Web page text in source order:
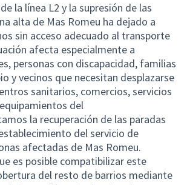
la línea L2 y la supresión de las
alta de Mas Romeu ha dejado a
sin acceso adecuado al transporte
afecta especialmente a
personas con discapacidad, familias
y vecinos que necesitan desplazarse
sanitarios, comercios, servicios
del
la recuperación de las paradas
del servicio de
afectadas de Mas Romeu.
es posible compatibilizar este
del resto de barrios mediante